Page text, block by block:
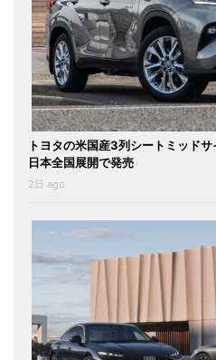
トヨタの米国産3列シートミッド
日本全国展開で発売
2日 ago